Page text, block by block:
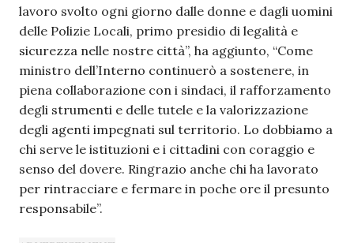
lavoro svolto ogni giorno dalle donne e dagli uomini
delle Polizie Locali, primo presidio di legalità e
sicurezza nelle nostre città”, ha aggiunto, “Come
ministro dell’Interno continuerò a sostenere, in
piena collaborazione con i sindaci, il rafforzamento
degli strumenti e delle tutele e la valorizzazione
degli agenti impegnati sul territorio. Lo dobbiamo a
chi serve le istituzioni e i cittadini con coraggio e
senso del dovere. Ringrazio anche chi ha lavorato
per rintracciare e fermare in poche ore il presunto
responsabile”.